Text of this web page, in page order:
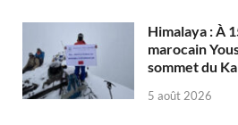
Himalaya : À
marocain
sommet du
5 août 2026